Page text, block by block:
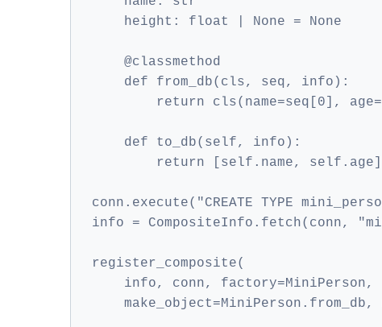
height: float | None = None
@classmethod
def from_db(cls, seq, info):
return cls(name=seq[0],
def to_db(self, info):
return [self.name, self.age]
conn.execute("CREATE TYPE
info = CompositeInfo.fetch(conn,
register_composite(
info, conn, factory=MiniPerson,
make_object=MiniPerson.from_db,